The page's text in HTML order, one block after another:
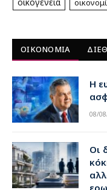
ΟΙΚΟΝΟΜΙΑ
Η
08/
Οι